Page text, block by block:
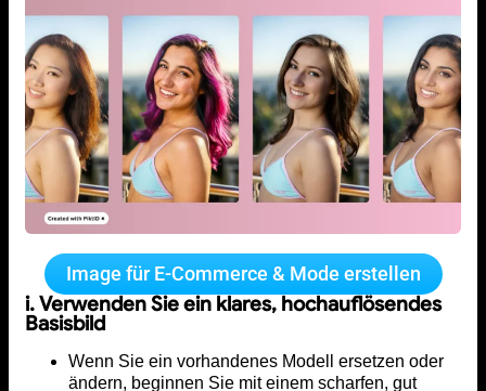
Image für E-Commerce & Mode erstellen
i. Verwenden Sie ein klares, hochauflösendes
Basisbild
Wenn Sie ein vorhandenes Modell ersetzen oder
ändern, beginnen Sie mit einem scharfen, gut